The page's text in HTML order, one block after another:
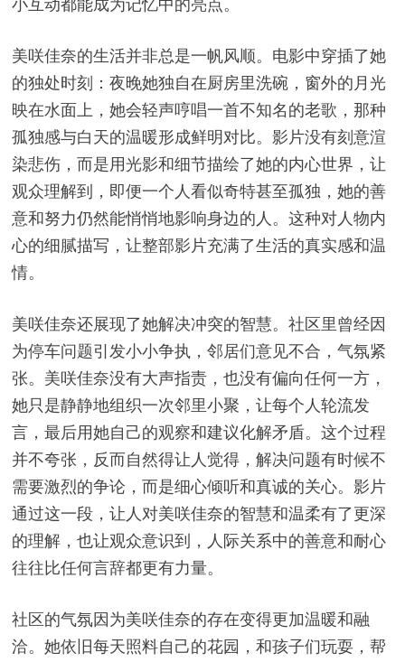
小互动都能成为记忆中的亮点。
美咲佳奈的生活并非总是一帆风顺。电影中穿插了她
的独处时刻：夜晚她独自在厨房里洗碗，窗外的月光
映在水面上，她会轻声哼唱一首不知名的老歌，那种
孤独感与白天的温暖形成鲜明对比。影片没有刻意渲
染悲伤，而是用光影和细节描绘了她的内心世界，让
观众理解到，即便一个人看似奇特甚至孤独，她的善
意和努力仍然能悄悄地影响身边的人。这种对人物内
心的细腻描写，让整部影片充满了生活的真实感和温
情。
美咲佳奈还展现了她解决冲突的智慧。社区里曾经因
为停车问题引发小小争执，邻居们意见不合，气氛紧
张。美咲佳奈没有大声指责，也没有偏向任何一方，
她只是静静地组织一次邻里小聚，让每个人轮流发
言，最后用她自己的观察和建议化解矛盾。这个过程
并不夸张，反而自然得让人觉得，解决问题有时候不
需要激烈的争论，而是细心倾听和真诚的关心。影片
通过这一段，让人对美咲佳奈的智慧和温柔有了更深
的理解，也让观众意识到，人际关系中的善意和耐心
往往比任何言辞都更有力量。
社区的气氛因为美咲佳奈的存在变得更加温暖和融
洽。她依旧每天照料自己的花园，和孩子们玩耍，帮